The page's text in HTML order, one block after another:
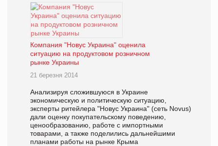
Компания "Новус Украина" оценила
ситуацию на продуктовом розничном
рынке Украины
21 березня 2014
Анализируя сложившуюся в Украине
экономическую и политическую ситуацию,
эксперты ритейлера "Новус Украина" (сеть Novus)
дали оценку покупательскому поведению,
ценообразованию, работе с импортными
товарами, а также поделились дальнейшими
планами работы на рынке Крыма